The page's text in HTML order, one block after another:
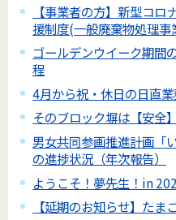
【事業者の方】新型コ
援制度(一般廃棄物処理事
ゴールデンウイーク期間
程
4月から祝・休日の日直
そのブロック塀は【安全
男女共同参画推進計画「
の進捗状況（年次報告）
ようこそ！夢先生！in
【延期のお知らせ】た